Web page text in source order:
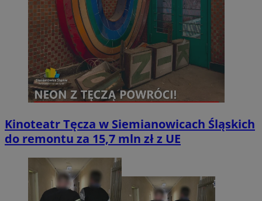
Kinoteatr Tęcza w Siemianowicach Śląskich
do remontu za 15,7 mln zł z UE